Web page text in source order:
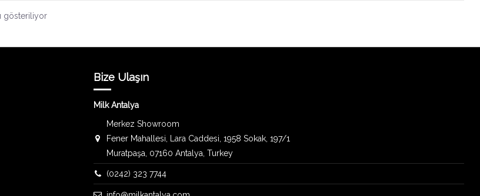
gösteriliyor
Bize Ulaşın
Milk Antalya
Merkez Showroom
Fener Mahallesi, Lara Caddesi, 1958 Sokak, 197/1
Muratpaşa, 07160 Antalya, Turkey
(0242) 323 7744